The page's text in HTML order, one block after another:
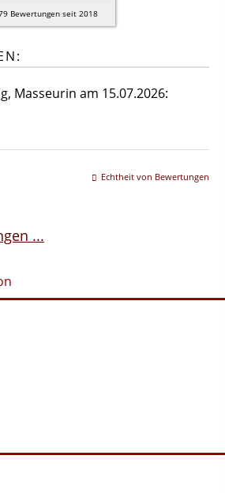
Bewertungen seit 2018
, Masseurin am 15.07.2026:
Echtheit von Bewertungen
...